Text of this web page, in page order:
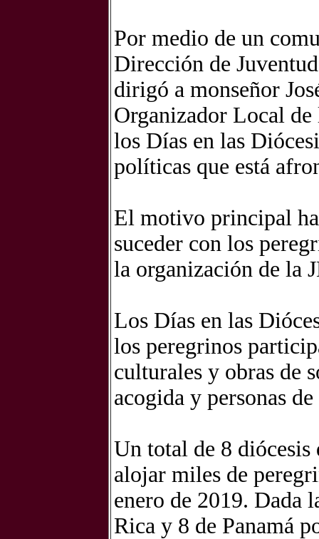
Por medio de un
Dirección de
dirigó a monseñor
Organizador Local
los Días en las
políticas que está
El motivo principal
suceder con los
la organización de la
Los Días en las
los peregrinos
culturales y obras de
acogida y personas
Un total de 8 diócesis
alojar miles de
enero de 2019. Dada
Rica y 8 de Panamá